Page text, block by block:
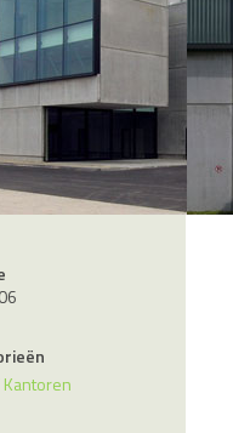
Kantoren